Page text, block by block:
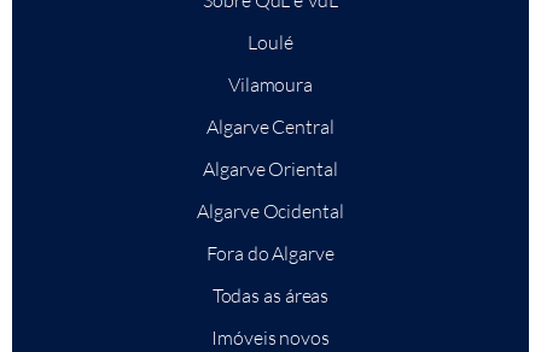
Loulé
Vilamoura
Algarve Central
Algarve Oriental
Algarve Ocidental
Fora do Algarve
Todas as áreas
Imóveis novos